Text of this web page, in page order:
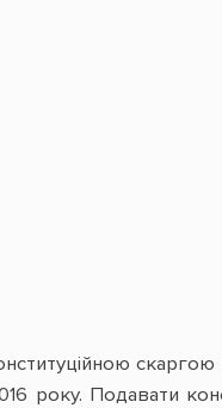
року. Подавати